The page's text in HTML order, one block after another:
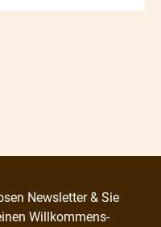
Newsletter & Sie
Willkommens-